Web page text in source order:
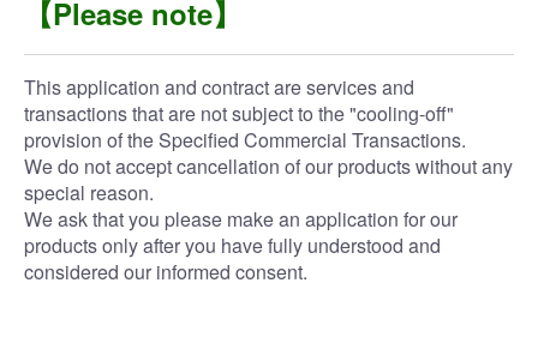
【Please note】
This application and contract are services and
transactions that are not subject to the "cooling-off"
provision of the Specified Commercial Transactions.
We do not accept cancellation of our products without any
special reason.
We ask that you please make an application for our
products only after you have fully understood and
considered our informed consent.